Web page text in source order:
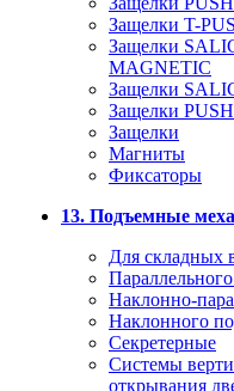
Защелки T-
Защелки
MAGNETIC
Защелки
Защелки
Защелки
Магниты
Фиксаторы
13. Подъемные
Для складных
Наклонно-
Наклонного
Секретерные
Системы
открывания